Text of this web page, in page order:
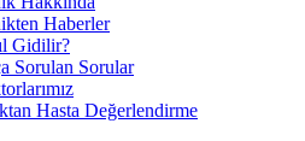
Haberler
Gidilir?
Sorulan Sorular
Hasta Değerlendirme